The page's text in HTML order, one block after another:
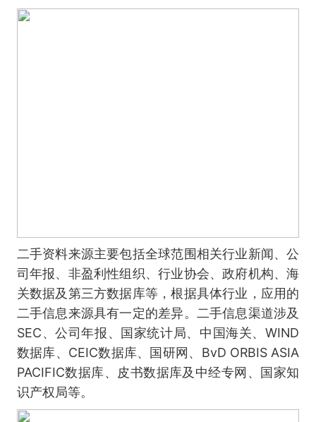
二手资料来源主要包括全球范围相关行业新闻、公
司年报、非盈利性组织、行业协会、政府机构、海
关数据及第三方数据库等，根据具体行业，应用的
二手信息来源具有一定的差异。二手信息渠道涉及
SEC、公司年报、国家统计局、中国海关、WIND
数据库、CEIC数据库、国研网、BvD ORBIS ASIA
PACIFIC数据库、皮书数据库及中经专网、国家知
识产权局等。